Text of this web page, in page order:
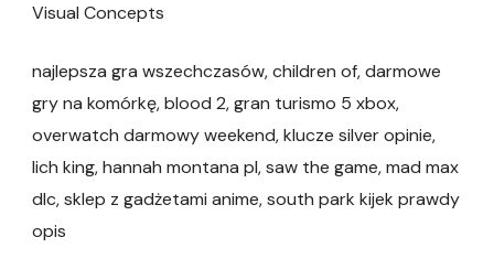
Visual Concepts
najlepsza gra wszechczasów, children of, darmowe
gry na komórkę, blood 2, gran turismo 5 xbox,
overwatch darmowy weekend, klucze silver opinie,
lich king, hannah montana pl, saw the game, mad max
dlc, sklep z gadżetami anime, south park kijek prawdy
opis